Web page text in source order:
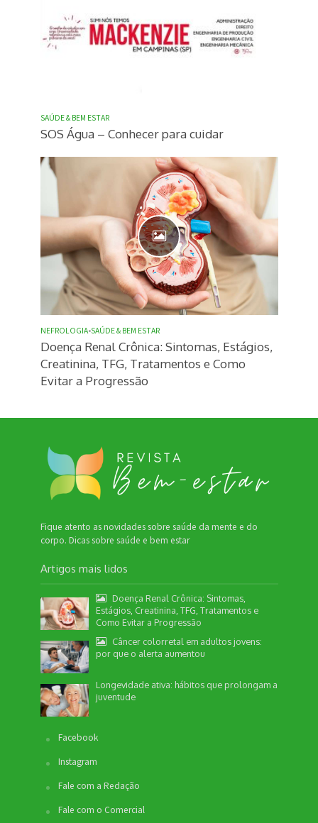
SAÚDE & BEM ESTAR
SOS Água – Conhecer para cuidar
NEFROLOGIA•SAÚDE & BEM ESTAR
Doença Renal Crônica: Sintomas, Estágios,
Creatinina, TFG, Tratamentos e Como
Evitar a Progressão
Fique atento as novidades sobre saúde da mente e do
corpo. Dicas sobre saúde e bem estar
Artigos mais lidos
Doença Renal Crônica: Sintomas,
Estágios, Creatinina, TFG, Tratamentos e
Como Evitar a Progressão
Câncer colorretal em adultos jovens:
por que o alerta aumentou
Longevidade ativa: hábitos que prolongam a
juventude
Facebook
Instagram
Fale com a Redação
Fale com o Comercial